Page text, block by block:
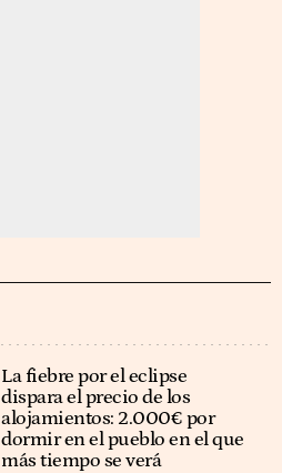
La fiebre por el eclipse
dispara el precio de los
alojamientos: 2.000€ por
dormir en el pueblo en el que
más tiempo se verá